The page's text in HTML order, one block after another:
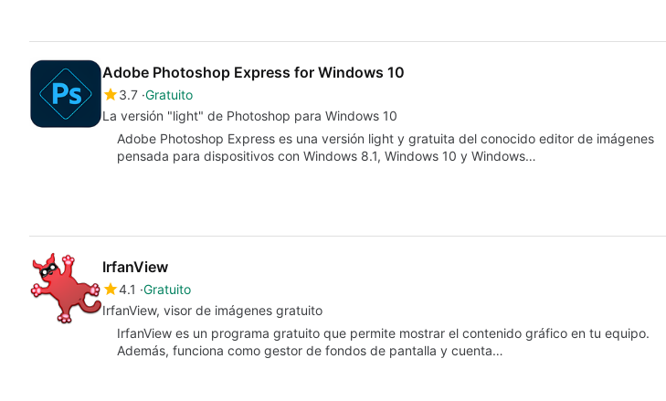
Adobe Photoshop Express for Windows 10
3.7 Gratuito
La versión "light" de Photoshop para Windows 10
Adobe Photoshop Express es una versión light y gratuita del conocido editor de imágenes
pensada para dispositivos con Windows 8.1, Windows 10 y Windows…
IrfanView
4.1 Gratuito
IrfanView, visor de imágenes gratuito
IrfanView es un programa gratuito que permite mostrar el contenido gráfico en tu equipo.
Además, funciona como gestor de fondos de pantalla y cuenta…